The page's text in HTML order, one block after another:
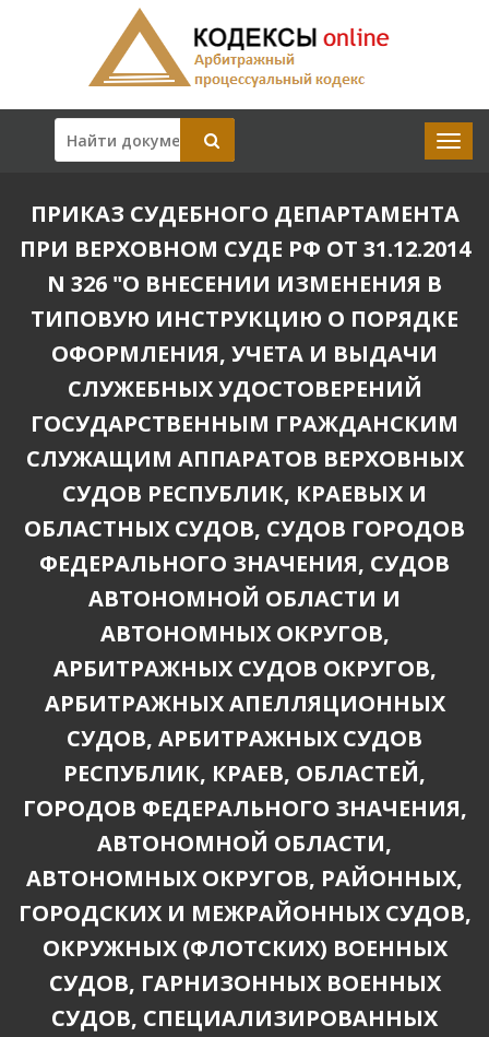
ПРИКАЗ СУДЕБНОГО ДЕПАРТАМЕНТА
ПРИ ВЕРХОВНОМ СУДЕ РФ ОТ 31.12.2014
N 326 "О ВНЕСЕНИИ ИЗМЕНЕНИЯ В
ТИПОВУЮ ИНСТРУКЦИЮ О ПОРЯДКЕ
ОФОРМЛЕНИЯ, УЧЕТА И ВЫДАЧИ
СЛУЖЕБНЫХ УДОСТОВЕРЕНИЙ
ГОСУДАРСТВЕННЫМ ГРАЖДАНСКИМ
СЛУЖАЩИМ АППАРАТОВ ВЕРХОВНЫХ
СУДОВ РЕСПУБЛИК, КРАЕВЫХ И
ОБЛАСТНЫХ СУДОВ, СУДОВ ГОРОДОВ
ФЕДЕРАЛЬНОГО ЗНАЧЕНИЯ, СУДОВ
АВТОНОМНОЙ ОБЛАСТИ И
АВТОНОМНЫХ ОКРУГОВ,
АРБИТРАЖНЫХ СУДОВ ОКРУГОВ,
АРБИТРАЖНЫХ АПЕЛЛЯЦИОННЫХ
СУДОВ, АРБИТРАЖНЫХ СУДОВ
РЕСПУБЛИК, КРАЕВ, ОБЛАСТЕЙ,
ГОРОДОВ ФЕДЕРАЛЬНОГО ЗНАЧЕНИЯ,
АВТОНОМНОЙ ОБЛАСТИ,
АВТОНОМНЫХ ОКРУГОВ, РАЙОННЫХ,
ГОРОДСКИХ И МЕЖРАЙОННЫХ СУДОВ,
ОКРУЖНЫХ (ФЛОТСКИХ) ВОЕННЫХ
СУДОВ, ГАРНИЗОННЫХ ВОЕННЫХ
СУДОВ, СПЕЦИАЛИЗИРОВАННЫХ